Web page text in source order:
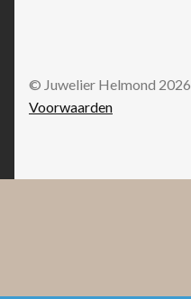
© Juwelier Helmond 2026
Voorwaarden